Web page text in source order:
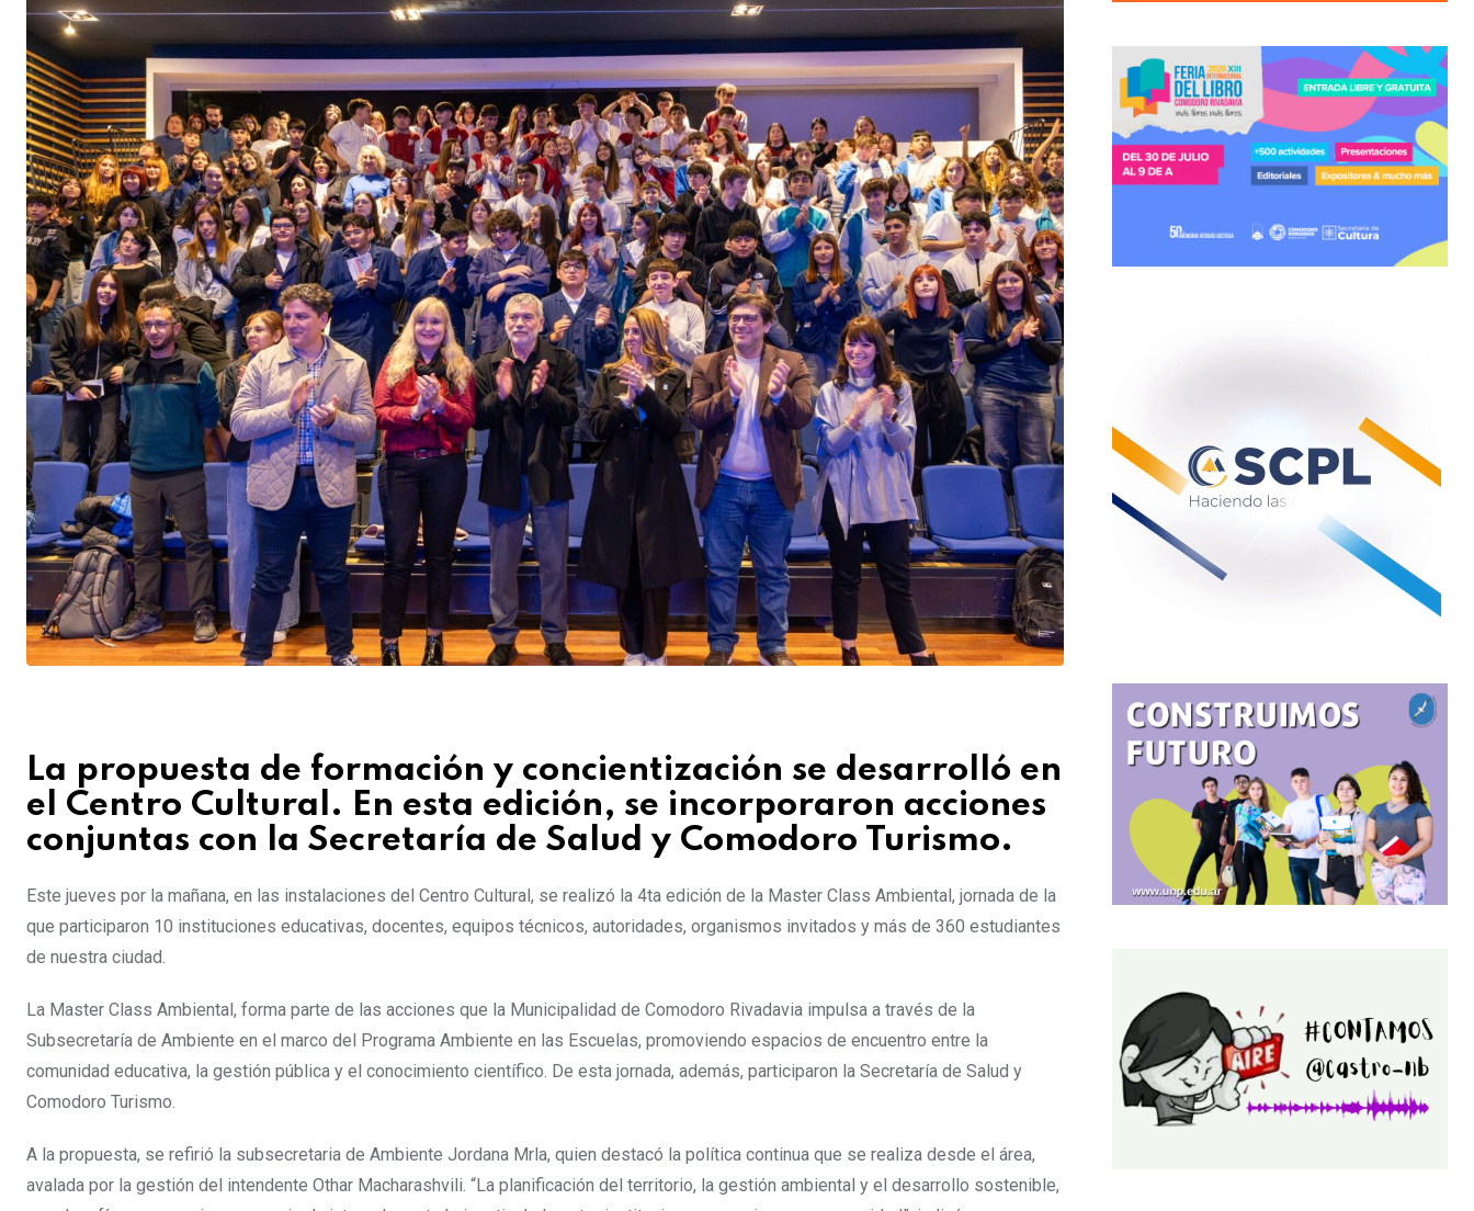
La propuesta de formación y concientización se desarrolló en
el Centro Cultural. En esta edición, se incorporaron acciones
conjuntas con la Secretaría de Salud y Comodoro Turismo.
Este jueves por la mañana, en las instalaciones del Centro Cultural, se realizó la 4ta edición de la Master Class Ambiental, jornada de la
que participaron 10 instituciones educativas, docentes, equipos técnicos, autoridades, organismos invitados y más de 360 estudiantes
de nuestra ciudad.
La Master Class Ambiental, forma parte de las acciones que la Municipalidad de Comodoro Rivadavia impulsa a través de la
Subsecretaría de Ambiente en el marco del Programa Ambiente en las Escuelas, promoviendo espacios de encuentro entre la
comunidad educativa, la gestión pública y el conocimiento científico. De esta jornada, además, participaron la Secretaría de Salud y
Comodoro Turismo.
A la propuesta, se refirió la subsecretaria de Ambiente Jordana Mrla, quien destacó la política continua que se realiza desde el área,
avalada por la gestión del intendente Othar Macharashvili. “La planificación del territorio, la gestión ambiental y el desarrollo sostenible,